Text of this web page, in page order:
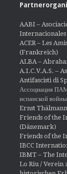
AABI –
Internacionales
ACER – Les
(Frankreich)
ALBA –
A.I.C.V.A.S. –
Antifascisti di
Ассоциация
испанской
Ernst
Friends of the
(Dänemark)
Friends of the
IBCC
IBMT – The
Lo Riu / Verein